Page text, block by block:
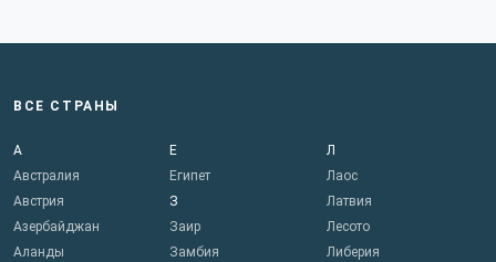
ВСЕ СТРАНЫ
А
Австралия
Австрия
Азербайджан
Аланды
Е
Египет
З
Заир
Замбия
Л
Лаос
Латвия
Лесото
Либерия